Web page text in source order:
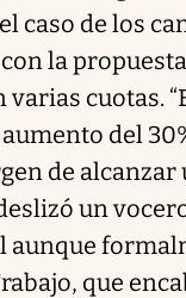
caso de los
la
cuotas.
del
de alcanzar
un
aunque
que